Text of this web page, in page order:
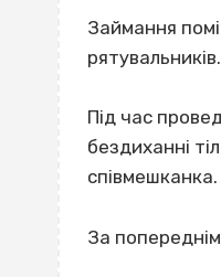
Займання
рятувальників.
Під час
бездиханні
співмешканка.
За